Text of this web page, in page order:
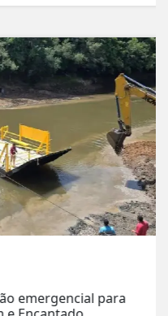
para